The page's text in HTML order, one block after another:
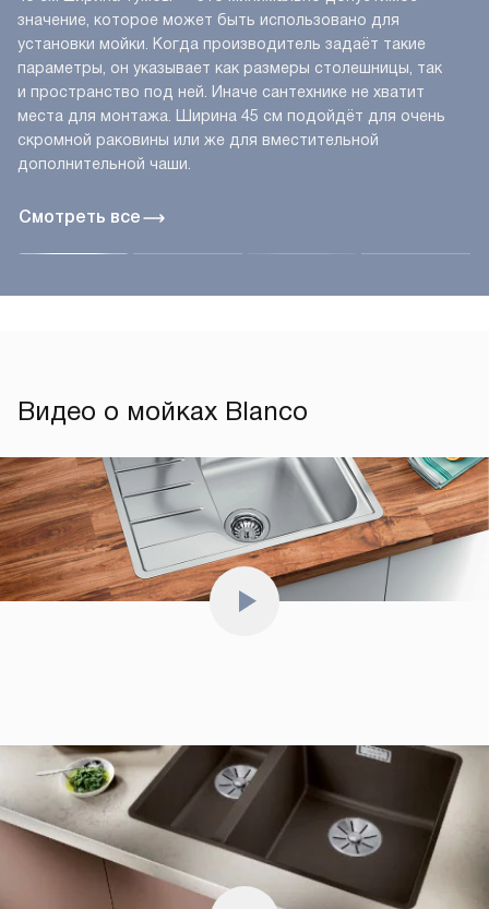
Смотреть все
значение, которое может быть использовано для
установки мойки. Когда производитель задаёт такие
параметры, он указывает как размеры столешницы, так
и пространство под ней. Иначе сантехнике не хватит
места для монтажа. Ширина 45 см подойдёт для очень
скромной раковины или же для вместительной
дополнительной чаши.
Видео о мойках Blanco